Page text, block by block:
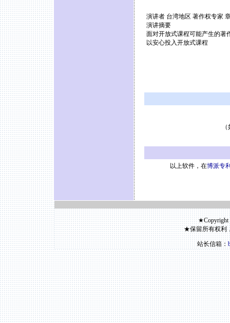
演讲者 台湾地区 著作权专家
演讲摘要
面对开放式课程可能产生的著
以安心投入开放式课程
以上软件，在博派专
★Copyright
★保留所有权利
站长信箱：